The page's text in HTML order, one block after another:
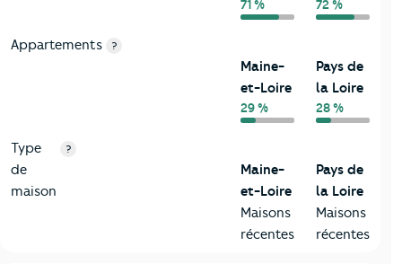
71 % 72 %
Appartements ?
Maine-
et-Loire
29 %
Pays de
la Loire
28 %
Type
de
maison
?
Maine-
et-Loire
Maisons
récentes
Pays de
la Loire
Maisons
récentes